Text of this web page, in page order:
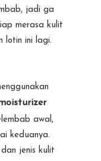
jadi ga
merasa kulit
lotin ini lagi.
awal,
keduanya.
jenis kulit